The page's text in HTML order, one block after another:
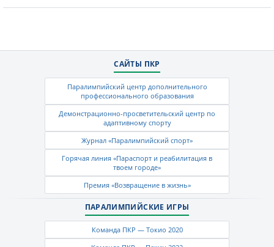
САЙТЫ ПКР
Паралимпийский центр дополнительного
профессионального образования
Демонстрационно-просветительский центр по
адаптивному спорту
Журнал «Паралимпийский спорт»
Горячая линия «Параспорт и реабилитация в
твоем городе»
Премия «Возвращение в жизнь»
ПАРАЛИМПИЙСКИЕ ИГРЫ
Команда ПКР — Токио 2020